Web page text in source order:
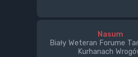
Nasum
Biały Weteran Forume
Kurhanach